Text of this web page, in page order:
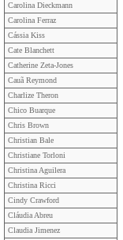
Carolina Dieckmann
Carolina Ferraz
Cássia Kiss
Cate Blanchett
Catherine Zeta-Jones
Cauã Reymond
Charlize Theron
Chico Buarque
Chris Brown
Christian Bale
Christiane Torloni
Christina Aguilera
Christina Ricci
Cindy Crawford
Cláudia Abreu
Claudia Jimenez